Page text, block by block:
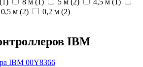
8 м (1) 5 м (2)
4,5 м (1)
0,5 м (2)
0,2 м (2)
IBM
IBM 00Y8366